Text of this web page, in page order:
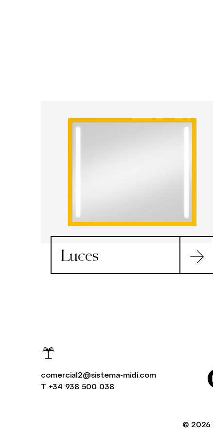
Luces
comercial2@sistema-midi.com
T +34 938 500 038
© 2026